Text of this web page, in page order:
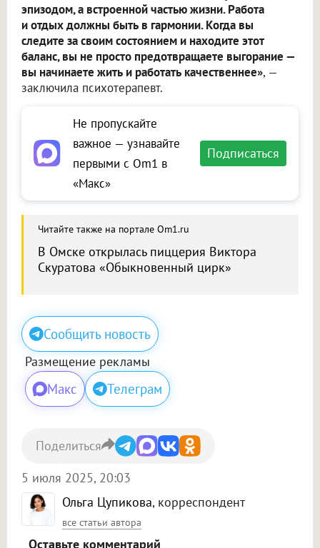
эпизодом, а встроенной частью жизни. Работа
и отдых должны быть в гармонии. Когда вы
следите за своим состоянием и находите этот
баланс, вы не просто предотвращаете выгорание —
вы начинаете жить и работать качественнее», —
заключила психотерапевт.
Не пропускайте
важное — узнавайте
первыми с Om1 в
«Макс»
Подписаться
Читайте также на портале Om1.ru
В Омске открылась пиццерия Виктора
Скуратова «Обыкновенный цирк»
Сообщить новость
Размещение рекламы
Макс Телеграм
Ольга Цупикова, корреспондент
все статьи автора
5 июля 2025, 20:03
Поделиться
Оставьте комментарий